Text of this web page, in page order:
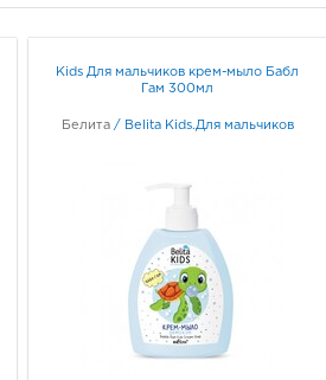
394033,
305007,
Kids Для мальчиков крем-мыло Бабл
Гам 300мл
Белита / Belita Kids.Для мальчиков